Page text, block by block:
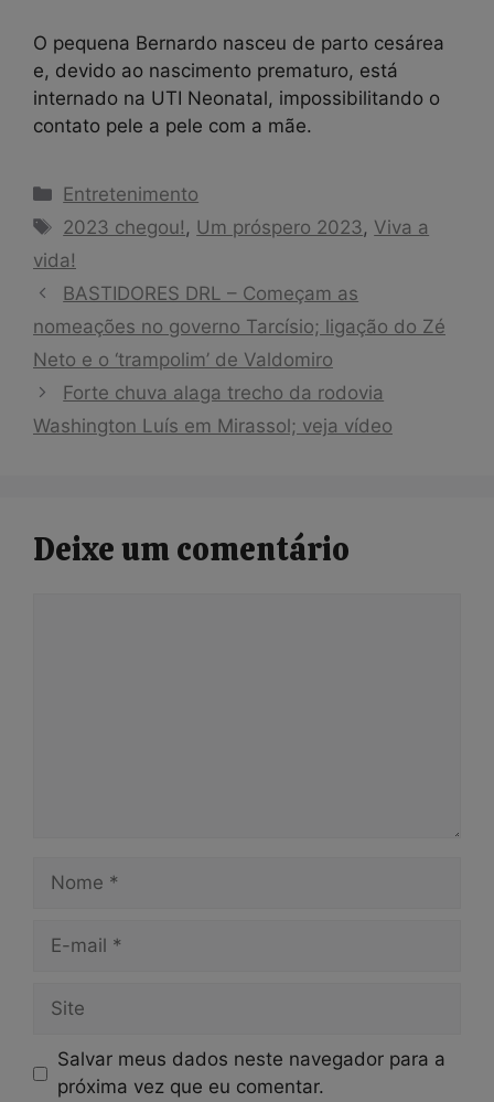
O pequena Bernardo nasceu de parto cesárea
e, devido ao nascimento prematuro, está
internado na UTI Neonatal, impossibilitando o
contato pele a pele com a mãe.
Categorias
Entretenimento
Tags
2023 chegou! , Um próspero 2023, Viva a
vida!
BASTIDORES DRL – Começam as
nomeações no governo Tarcísio; ligação do Zé
Neto e o ‘trampolim’ de Valdomiro
Forte chuva alaga trecho da rodovia
Washington Luís em Mirassol; veja vídeo
Deixe um comentário
Nome
Site
Salvar meus dados neste navegador para a
próxima vez que eu comentar.